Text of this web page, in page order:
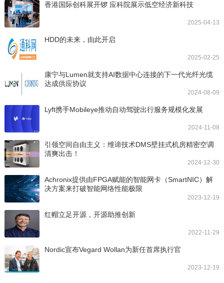
香港国际创科展开锣 应科院展示低空经济新科技
2025-04-13
HDD的未来，由此开启
2025-02-25
康宁与Lumen就支持AI数据中心连接的下一代光纤光缆
达成供应协议
2024-08-09
Lyft携手Mobileye推动自动驾驶出行服务规模化发展
2024-11-08
引领空间自由主义：维谛技术DMS壁挂式机房精密空调
清爽出击！
2024-12-30
Achronix提供由FPGA赋能的智能网卡（SmartNIC）解
决方案来打破智能网络性能极限
2023-12-19
红帽立足开源，开源助推创新
2022-11-29
Nordic宣布Vegard Wollan为新任首席执行官
2023-12-19